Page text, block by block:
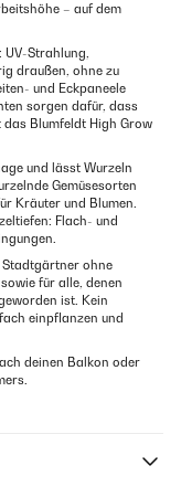
– auf dem
UV-Strahlung,
draußen, ohne zu
und Eckpaneele
sorgen dafür, dass
Blumfeldt High Grow
und lässt Wurzeln
Gemüsesorten
Kräuter und Blumen.
Flach- und
Stadtgärtner ohne
für alle, denen
ist. Kein
einpflanzen und
deinen Balkon oder